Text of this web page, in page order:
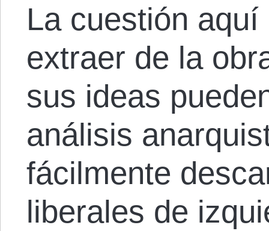
La cuestión
extraer de la
sus ideas
análisis
fácilmente
liberales de